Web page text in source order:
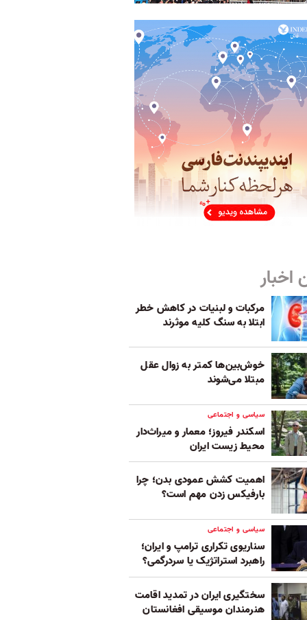
اخبار
مرکبات و لبنیات در کاهش خطر
ابتلا به سنگ کلیه موثرند
خوش‌بین‌ها کمتر به زوال عقل
مبتلا می‌شوند
سیاسی و اجتماعی
اسکندر فیروز؛ معمار و میراث‌دار
محیط زیست ایران
اهمیت کشش عمودی بدن؛ چرا
بارفیکس زدن مهم است؟
سیاسی و اجتماعی
سناریوی تکراری ترامپ و ایران؛
راهبرد استراتژیک یا سردرگمی؟
سختگیری ایران در تمدید اقامت
هنرمندان موسیقی افغانستان